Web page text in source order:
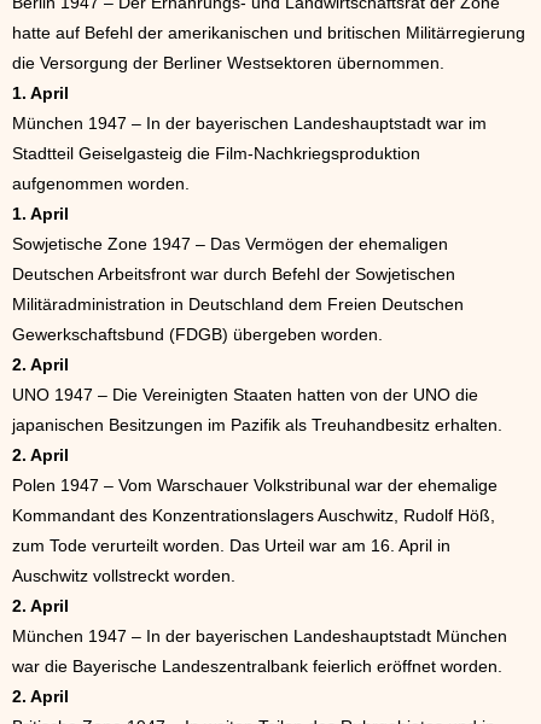
hatte auf Befehl der amerikanischen und britischen Militärregierung
die Versorgung der Berliner Westsektoren übernommen.
1. April
München 1947 – In der bayerischen Landeshauptstadt war im
Stadtteil Geiselgasteig die Film-Nachkriegsproduktion
aufgenommen worden.
1. April
Sowjetische Zone 1947 – Das Vermögen der ehemaligen
Deutschen Arbeitsfront war durch Befehl der Sowjetischen
Militäradministration in Deutschland dem Freien Deutschen
Gewerkschaftsbund (FDGB) übergeben worden.
2. April
UNO 1947 – Die Vereinigten Staaten hatten von der UNO die
japanischen Besitzungen im Pazifik als Treuhandbesitz erhalten.
2. April
Polen 1947 – Vom Warschauer Volkstribunal war der ehemalige
Kommandant des Konzentrationslagers Auschwitz, Rudolf Höß,
zum Tode verurteilt worden. Das Urteil war am 16. April in
Auschwitz vollstreckt worden.
2. April
München 1947 – In der bayerischen Landeshauptstadt München
war die Bayerische Landeszentralbank feierlich eröffnet worden.
2. April